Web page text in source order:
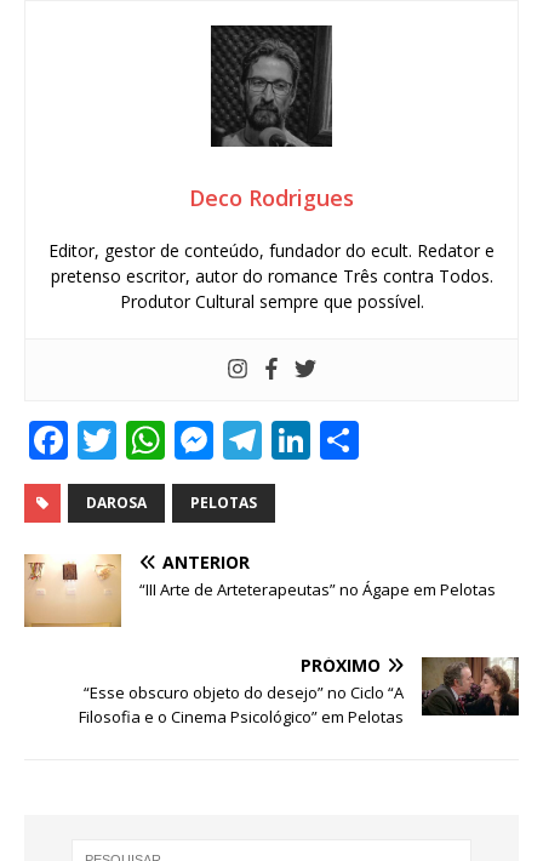
Deco Rodrigues
Editor, gestor de conteúdo, fundador do ecult. Redator e
pretenso escritor, autor do romance Três contra Todos.
Produtor Cultural sempre que possível.
F
a
c
e
b
o
k
T
w
it
te
r
W
h
at
s
A
M
e
ss
e
n
r
T
el
e
ra
Li
dI
DAROSA PELOTAS
ANTERIOR
“III Arte de Arteterapeutas” no Ágape em Pelotas
PRÓXIMO
“Esse obscuro objeto do desejo” no Ciclo “A
Filosofia e o Cinema Psicológico” em Pelotas